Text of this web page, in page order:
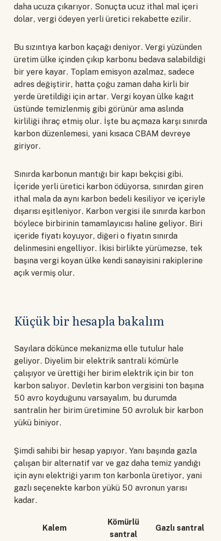
daha ucuza çıkarıyor. Sonuçta ucuz ithal mal içeri
dolar, vergi ödeyen yerli üretici rekabette ezilir.
Bu sızıntıya karbon kaçağı deniyor. Vergi yüzünden
üretim ülke içinden çıkıp karbonu bedava salabildiği
bir yere kayar. Toplam emisyon azalmaz, sadece
adres değiştirir, hatta çoğu zaman daha kirli bir
yerde üretildiği için artar. Vergi koyan ülke kağıt
üstünde temizlenmiş gibi görünür ama aslında
kirliliği ihraç etmiş olur. İşte bu açmaza karşı sınırda
karbon düzenlemesi, yani kısaca CBAM devreye
giriyor.
Sınırda karbonun mantığı bir kapı bekçisi gibi.
İçeride yerli üretici karbon ödüyorsa, sınırdan giren
ithal mala da aynı karbon bedeli kesiliyor ve içeriyle
dışarısı eşitleniyor. Karbon vergisi ile sınırda karbon
böylece birbirinin tamamlayıcısı haline geliyor. Biri
içeride fiyatı koyuyor, diğeri o fiyatın sınırda
delinmesini engelliyor. İkisi birlikte yürümezse, tek
başına vergi koyan ülke kendi sanayisini rakiplerine
açık vermiş olur.
Küçük bir hesapla bakalım
Sayılara dökünce mekanizma elle tutulur hale
geliyor. Diyelim bir elektrik santrali kömürle
çalışıyor ve ürettiği her birim elektrik için bir ton
karbon salıyor. Devletin karbon vergisini ton başına
50 avro koyduğunu varsayalım, bu durumda
santralin her birim üretimine 50 avroluk bir karbon
yükü biniyor.
Şimdi sahibi bir hesap yapıyor. Yanı başında gazla
çalışan bir alternatif var ve gaz daha temiz yandığı
için aynı elektriği yarım ton karbonla üretiyor, yani
gazlı seçenekte karbon yükü 50 avronun yarısı
kadar.
Kalem
Kömürlü
santral
Gazlı santral